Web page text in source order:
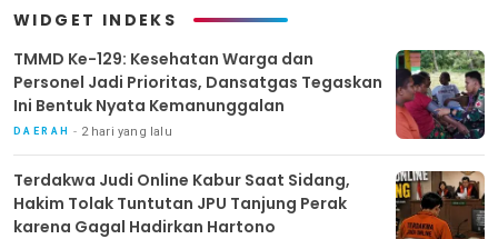
WIDGET INDEKS
TMMD Ke-129: Kesehatan Warga dan
Personel Jadi Prioritas, Dansatgas Tegaskan
Ini Bentuk Nyata Kemanunggalan
DAERAH 2 hari yang lalu
Terdakwa Judi Online Kabur Saat Sidang,
Hakim Tolak Tuntutan JPU Tanjung Perak
karena Gagal Hadirkan Hartono